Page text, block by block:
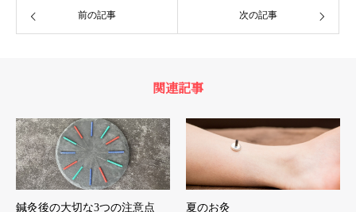
前の記事 次の記事
関連記事
鍼灸後の大切な3つの注意点 夏のお灸